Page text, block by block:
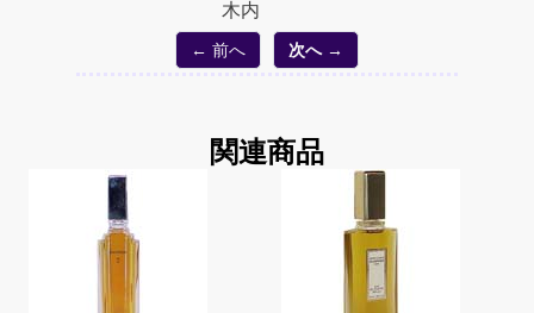
木内
← 前へ 次へ →
関連商品